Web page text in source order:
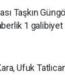
Taşkın
1 galibiyet
Ufuk